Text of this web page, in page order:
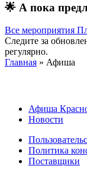
🌟 А пока
Все мероприятия
Следите за
регулярно.
Главная » Афиша
Афиша
Новости
Политика
Поставщики